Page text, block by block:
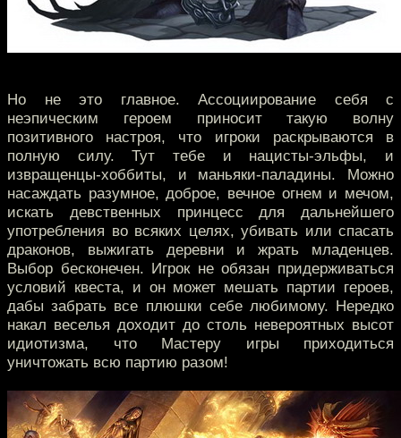
Но не это главное. Ассоциирование себя с
неэпическим героем приносит такую волну
позитивного настроя, что игроки раскрываются в
полную силу. Тут тебе и нацисты-эльфы, и
извращенцы-хоббиты, и маньяки-паладины. Можно
насаждать разумное, доброе, вечное огнем и мечом,
искать девственных принцесс для дальнейшего
употребления во всяких целях, убивать или спасать
драконов, выжигать деревни и жрать младенцев.
Выбор бесконечен. Игрок не обязан придерживаться
условий квеста, и он может мешать партии героев,
дабы забрать все плюшки себе любимому. Нередко
накал веселья доходит до столь невероятных высот
идиотизма, что Мастеру игры приходиться
уничтожать всю партию разом!